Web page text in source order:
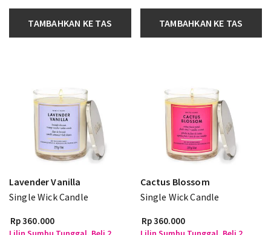
TAMBAHKAN KE TAS TAMBAHKAN KE TAS
Lavender Vanilla
Single Wick Candle
Rp 360.000
Cactus Blossom
Single Wick Candle
Rp 360.000